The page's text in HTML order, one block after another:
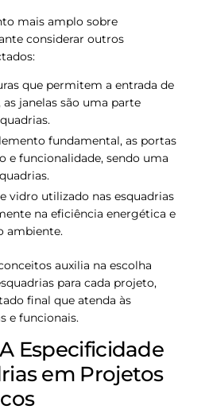
mais amplo sobre
considerar outros
que permitem a entrada de
janelas são uma parte
fundamental, as portas
e funcionalidade, sendo uma
vidro utilizado nas esquadrias
na eficiência energética e
ambiente.
auxilia na escolha
para cada projeto,
final que atenda às
e funcionais.
Especificidade
em Projetos